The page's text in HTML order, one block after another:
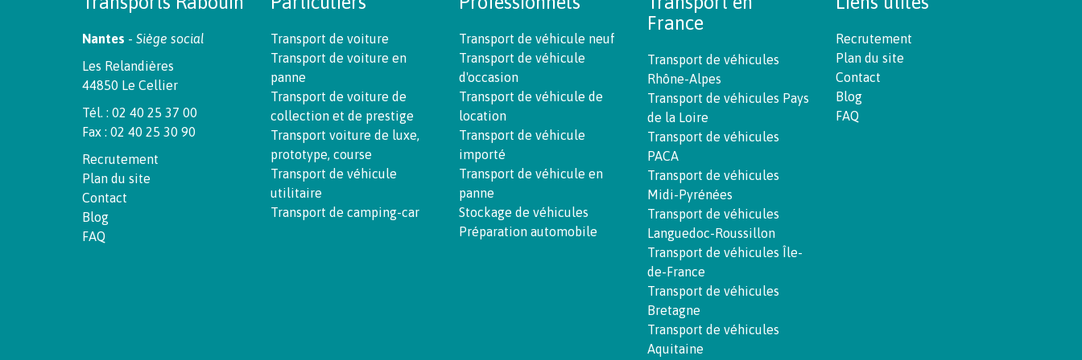
Nantes - Siège social
Les Relandières
44850 Le Cellier
Tél. : 02 40 25 37 00
Fax : 02 40 25 30 90
Recrutement
Plan du site
Contact
Blog
FAQ
Transport de voiture
Transport de voiture en
panne
Transport de voiture de
collection et de prestige
Transport voiture de luxe,
prototype, course
Transport de véhicule
utilitaire
Transport de camping-car
Transport de véhicule neuf
Transport de véhicule
d'occasion
Transport de véhicule de
location
Transport de véhicule
importé
Transport de véhicule en
panne
Stockage de véhicules
Préparation automobile
France
Transport de véhicules
Rhône-Alpes
Transport de véhicules Pays
de la Loire
Transport de véhicules
PACA
Transport de véhicules
Midi-Pyrénées
Transport de véhicules
Languedoc-Roussillon
Transport de véhicules Île-
de-France
Transport de véhicules
Bretagne
Transport de véhicules
Aquitaine
Recrutement
Plan du site
Contact
Blog
FAQ